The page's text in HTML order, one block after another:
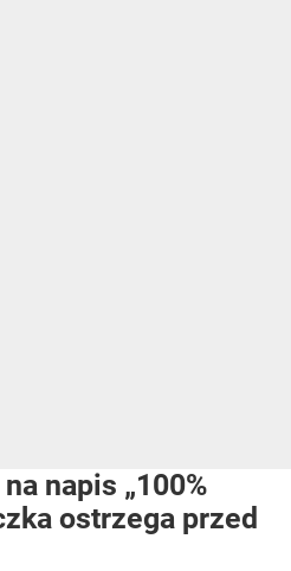
napis „100%
ostrzega przed